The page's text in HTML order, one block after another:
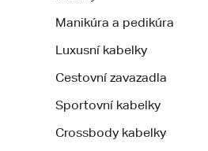
Manikúra a pedikúra
Luxusní kabelky
Cestovní zavazadla
Sportovní kabelky
Crossbody kabelky